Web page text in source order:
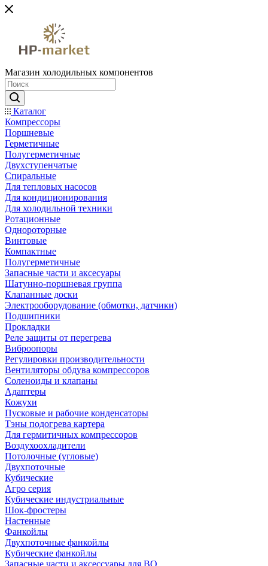
Магазин холодильных компонентов
Каталог
Компрессоры
Поршневые
Герметичные
Полугерметичные
Двухступенчатые
Спиральные
Для тепловых насосов
Для кондиционирования
Для холодильной техники
Ротационные
Однороторные
Винтовые
Компактные
Полугерметичные
Запасные части и аксесуары
Шатунно-поршневая группа
Клапанные доски
Электрооборудование (обмотки, датчики)
Подшипники
Прокладки
Реле защиты от перегрева
Виброопоры
Регулировки производительности
Вентиляторы обдува компрессоров
Соленоиды и клапаны
Адаптеры
Кожухи
Пусковые и рабочие конденсаторы
Тэны подогрева картера
Для гермитичных компрессоров
Воздухоохладители
Потолочные (угловые)
Двухпоточные
Кубические
Агро серия
Кубические индустриальные
Шок-фростеры
Настенные
Фанкойлы
Двухпоточные фанкойлы
Кубические фанкойлы
Запасные части и аксессуары для ВО